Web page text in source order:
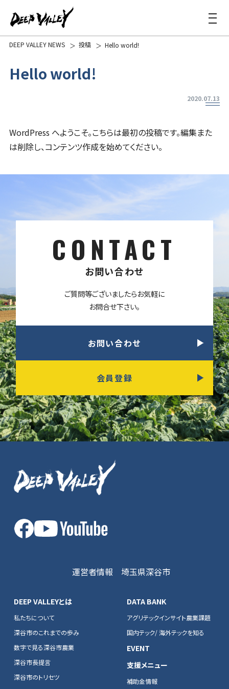
DEEP VALLEY NEWS 投稿 Hello world!
Hello world!
2020.07.13
WordPress へようこそ。こちらは最初の投稿です。編集また
は削除し、コンテンツ作成を始めてください。
CONTACT
お問い合わせ
ご質問等ございましたらお気軽に
お問合せ下さい。
お問い合わせ
会員登録
運営者情報 埼玉県深谷市
DEEP VALLEYとは
私たちについて
深谷市のこれまでの歩み
数字で見る深谷市農業
深谷市長提言
深谷市のトリセツ
DATA BANK
アグリテックインサイト農業課題
国内テック/ 海外テックを知る
EVENT
支援メニュー
補助金情報